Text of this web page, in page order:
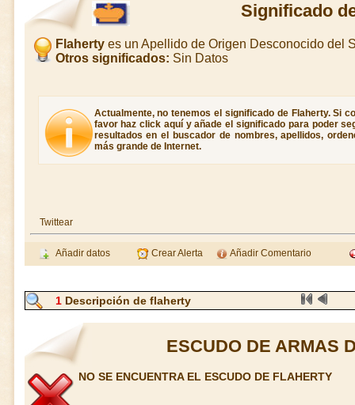
Significado
Flahertyes un Apellido de Origen Desconocido del
Otros significados: Sin Datos
Actualmente, no tenemos el significado de Flaherty. Si
favor haz click aquí y añade el significado para poder
resultados en el buscador de nombres, apellidos,
más grande de Internet.
Twittear
Añadir datos Crear Alerta Añadir Comentario
1 Descripción de flaherty
ESCUDO DE ARMAS
NO SE ENCUENTRA EL ESCUDO DE FLAHERTY